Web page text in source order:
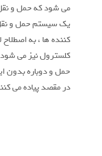
می شود که حمل و
یک سیستم حمل و
کننده ها ، به
کلسترول نیز می شود
حمل و دوباره بدون
در مقصد پیاده می